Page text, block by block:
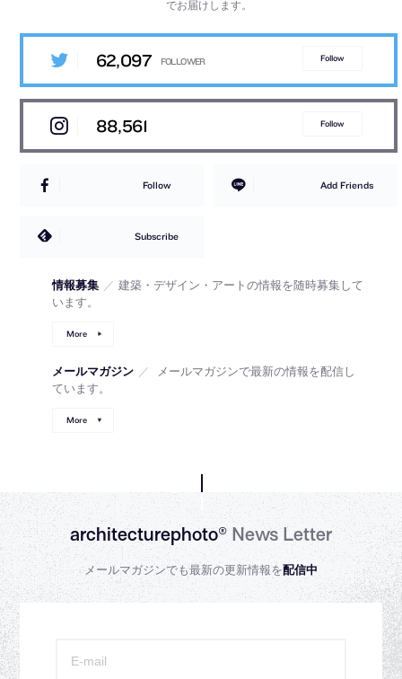
でお届けします。
62,097 Follow
88,561 Follow
Follow Add Friends
Subscribe
情報募集 ／ 建築・デザイン・アートの情報を随時募集して
います。
More
メールマガジン ／
メールマガジンで最新の情報を配信し
ています。
More
architecturephoto®News Letter
メールマガジンでも最新の更新情報を配信中